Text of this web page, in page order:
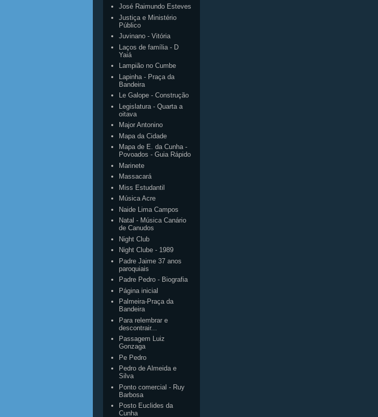
José Raimundo Esteves
Justiça e Ministério
Público
Juvinano - Vitória
Laços de família - D
Yaiá
Lampião no Cumbe
Lapinha - Praça da
Bandeira
Le Galope - Construção
Legislatura - Quarta a
oitava
Major Antonino
Mapa da Cidade
Mapa de E. da Cunha -
Povoados - Guia Rápido
Marinete
Massacará
Miss Estudantil
Música Acre
Naide Lima Campos
Natal - Música Canário
de Canudos
Night Club
Night Clube - 1989
Padre Jaime 37 anos
paroquiais
Padre Pedro - Biografia
Página inicial
Palmeira-Praça da
Bandeira
Para relembrar e
descontrair...
Passagem Luiz
Gonzaga
Pe Pedro
Pedro de Almeida e
Silva
Ponto comercial - Ruy
Barbosa
Posto Euclides da
Cunha